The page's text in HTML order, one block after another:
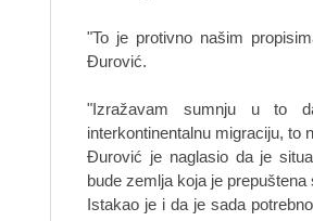
"To je protivno našim
Đurović.
"Izražavam sumnju u to
interkontinentalnu migraciju, to
Đurović je naglasio da je
bude zemlja koja je
Istakao je i da je sada